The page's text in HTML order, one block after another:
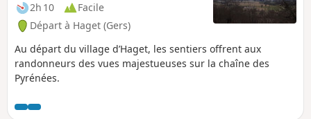
2h 10
Facile
Départ à Haget (Gers)
Au départ du village d’Haget, les sentiers offrent aux
randonneurs des vues majestueuses sur la chaîne des
Pyrénées.